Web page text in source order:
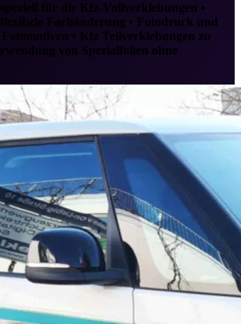
speziell für die Kfz-Vollverklebungen •
flexibele Farbänderung • Fotodruck und
• Kfz Teilverklebungen zu
von Spezialfolien ohne